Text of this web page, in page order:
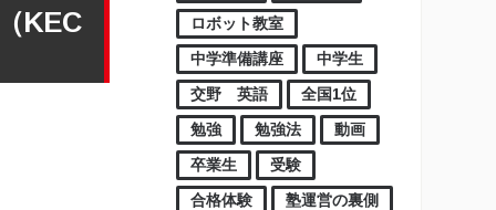
ロボット教室
中学準備講座
中学生
交野 英語
全国1位
勉強
勉強法
動画
卒業生
受験
合格体験
塾運営の裏側
KEC